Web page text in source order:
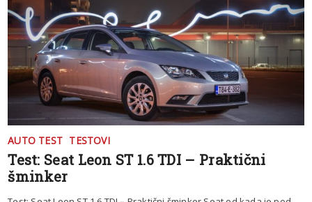
AUTO TEST TESTOVI
Test: Seat Leon ST 1.6 TDI – Praktični
šminker